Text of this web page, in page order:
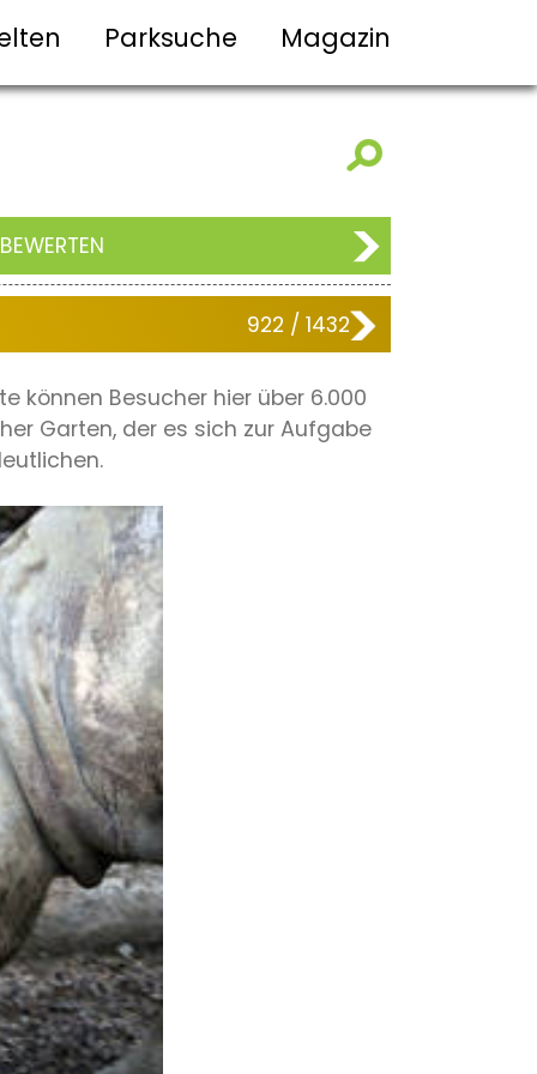
Parksuche Magazin
922 / 1432
können Besucher hier über 6.000
Garten, der es sich zur Aufgabe